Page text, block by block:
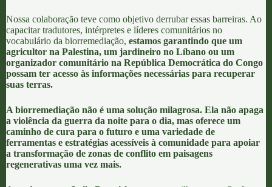
Nossa colaboração teve como objetivo derrubar essas barreiras. Ao
capacitar tradutores, intérpretes e líderes comunitários no
vocabulário da biorremediação, estamos garantindo que um
agricultor na Palestina, um jardineiro no Líbano ou um
organizador comunitário na República Democrática do Congo
possam ter acesso às informações necessárias para recuperar
suas terras.
A biorremediação não é uma solução milagrosa. Ela não apaga
a violência da guerra da noite para o dia, mas oferece um
caminho de cura para o futuro e uma variedade de
ferramentas e estratégias acessíveis à comunidade para apoiar
a transformação de zonas de conflito em paisagens
regenerativas uma vez mais.